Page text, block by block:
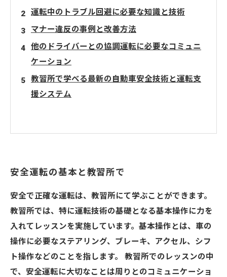
運転中のトラブル回避に必要な知識と技術
マナー違反の事例と改善方法
他のドライバーとの協調運転に必要なコミュニ
ケーション
教習所で学べる最新の自動車安全技術と運転支
援システム
安全運転の基本と教習所で
安全で正確な運転は、教習所にて学ぶことができます。
教習所では、特に運転技術の基礎となる基本操作に力を
入れてレッスンを実施しています。基本操作とは、車の
操作に必要なステアリング、ブレーキ、アクセル、シフ
ト操作などのことを指します。 教習所でのレッスンの中
で、安全運転に大切なことは周りとのコミュニケーショ